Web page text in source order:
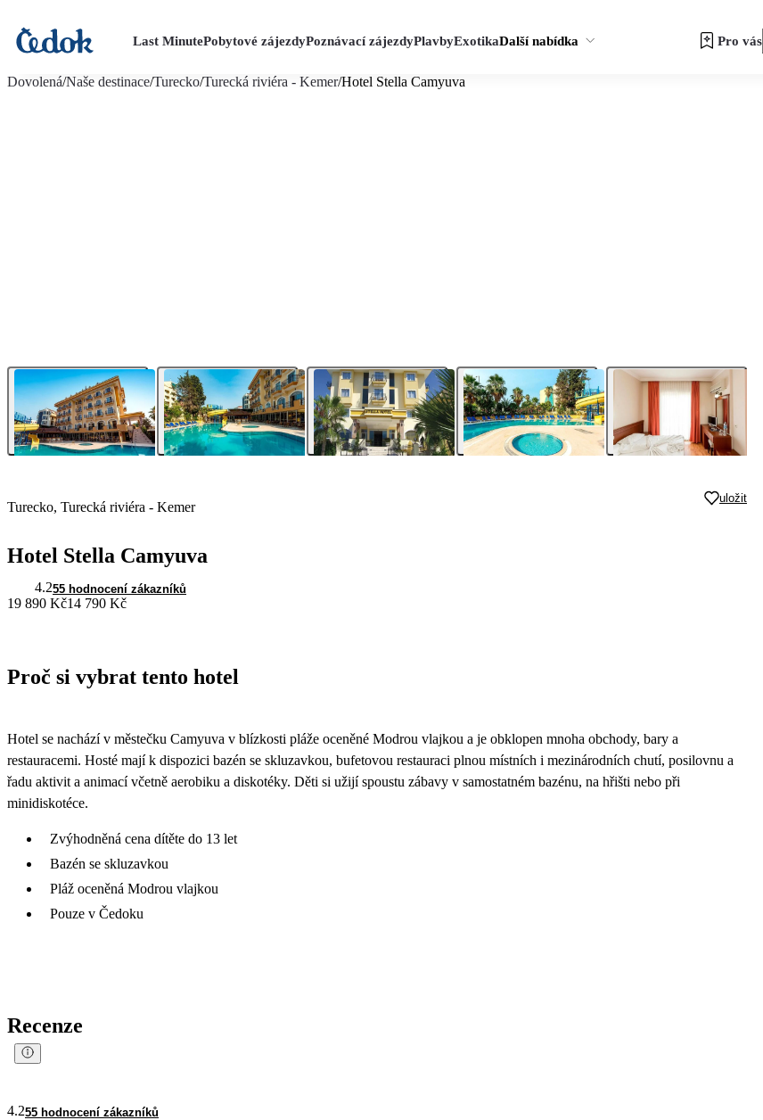
Last MinutePobytové zájezdyPoznávací zájezdyPlavbyExotikaDalší nabídka Pro vás
Dovolená/Naše destinace/Turecko/Turecká riviéra - Kemer/Hotel Stella Camyuva
Turecko, Turecká riviéra - Kemer
uložit
Hotel Stella Camyuva
4.255 hodnocení zákazníků
19 890 Kč14 790 Kč
Proč si vybrat tento hotel
Hotel se nachází v městečku Camyuva v blízkosti pláže oceněné Modrou vlajkou a je obklopen mnoha obchody, bary a
restauracemi. Hosté mají k dispozici bazén se skluzavkou, bufetovou restauraci plnou místních i mezinárodních chutí, posilovnu a
řadu aktivit a animací včetně aerobiku a diskotéky. Děti si užijí spoustu zábavy v samostatném bazénu, na hřišti nebo při
minidiskotéce.
Zvýhodněná cena dítěte do 13 let
Bazén se skluzavkou
Pláž oceněná Modrou vlajkou
Pouze v Čedoku
Recenze
4.255 hodnocení zákazníků